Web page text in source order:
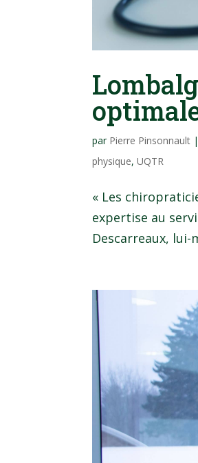
par Pierre Pinsonnault |
physique,UQTR
« Les
expertise au
Descarreaux,